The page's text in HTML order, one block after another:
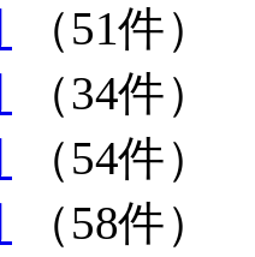
（51件）
（34件）
（54件）
（58件）